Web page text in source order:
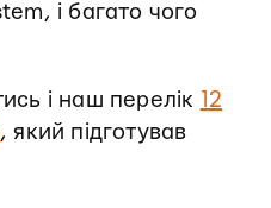
і багато чого
і наш перелік 12
, який підготував